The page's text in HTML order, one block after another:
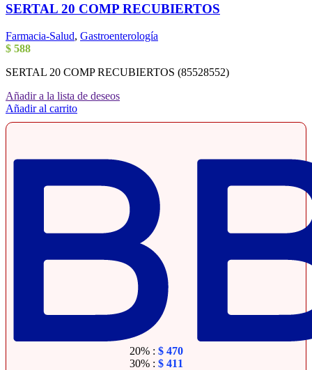
SERTAL 20 COMP RECUBIERTOS
Farmacia-Salud, Gastroenterología
$ 588
SERTAL 20 COMP RECUBIERTOS (85528552)
Añadir a la lista de deseos
Añadir al carrito
20% : $470
30% : $411